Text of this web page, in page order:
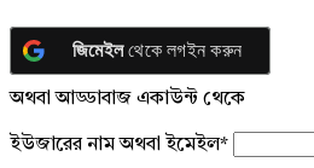
জিমেইলথেকে লগইন করুন
অথবা আড্ডাবাজ একাউন্ট থেকে
ইউজারের নাম অথবা ইমেইল*